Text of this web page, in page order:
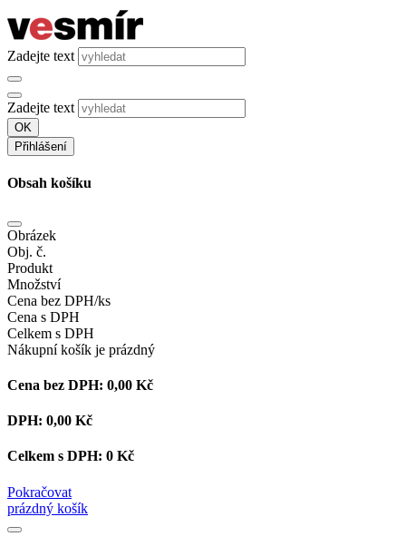
Zadejte text
Zadejte text
OK
Přihlášení
Obsah košíku
Obrázek
Obj. č.
Produkt
Množství
Cena bez DPH/ks
Cena s DPH
Celkem s DPH
Nákupní košík je prázdný
Cena bez DPH: 0,00 Kč
DPH: 0,00 Kč
Celkem s DPH: 0 Kč
Pokračovat
prázdný košík